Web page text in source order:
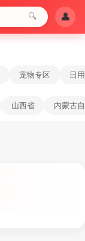
🔍 👤
宠物专区 日
山西省 内蒙古